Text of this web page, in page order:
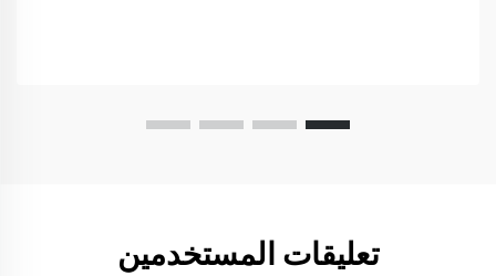
تعليقات المستخدمين